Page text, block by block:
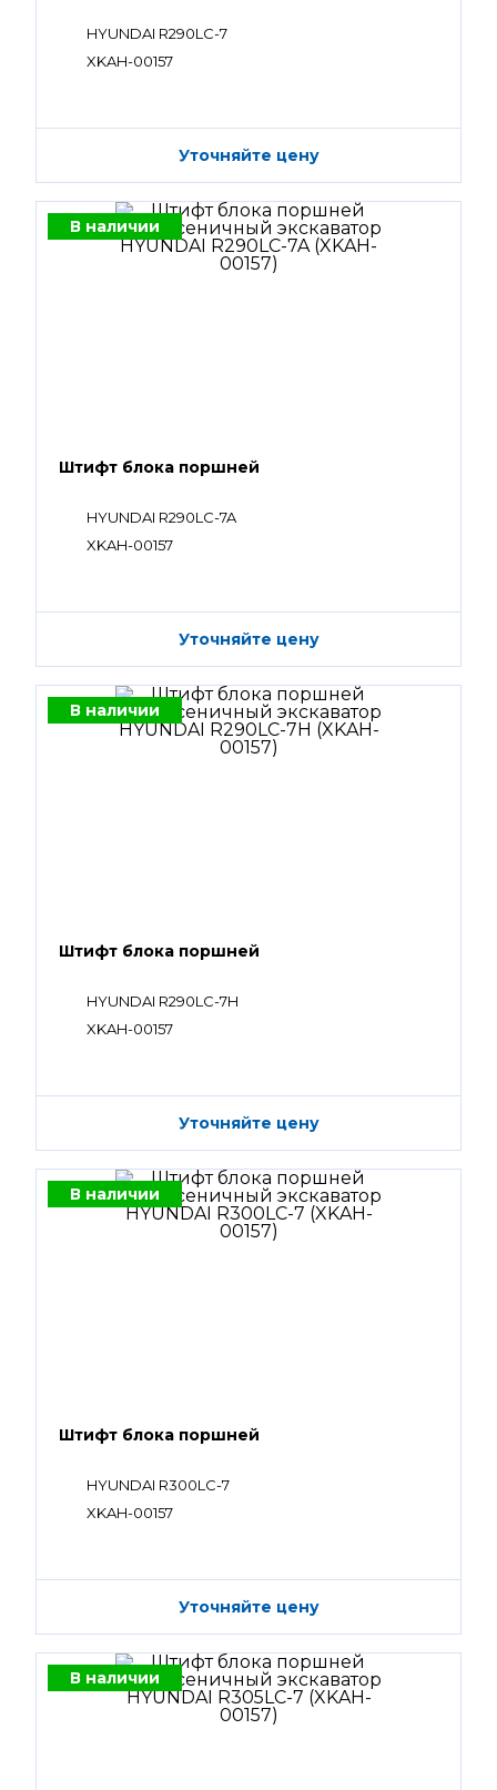
HYUNDAI R290LC-7
XKAH-00157
Уточняйте цену
В наличии
Штифт блока поршней
HYUNDAI R290LC-7A
XKAH-00157
Уточняйте цену
В наличии
Штифт блока поршней
HYUNDAI R290LC-7H
XKAH-00157
Уточняйте цену
В наличии
Штифт блока поршней
HYUNDAI R300LC-7
XKAH-00157
Уточняйте цену
В наличии